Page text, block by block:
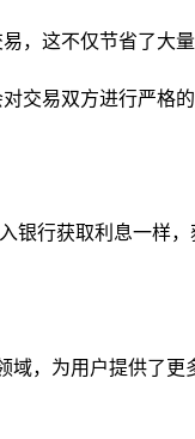
，这不仅节省了大
交易双方进行严格
银行获取利息一样
域，为用户提供了更